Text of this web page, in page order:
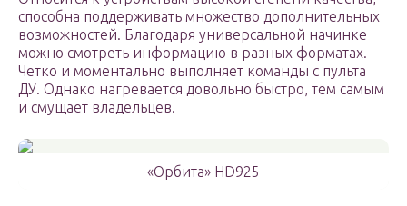
способна поддерживать множество дополнительных
возможностей. Благодаря универсальной начинке
можно смотреть информацию в разных форматах.
Четко и моментально выполняет команды с пульта
ДУ. Однако нагревается довольно быстро, тем самым
и смущает владельцев.
«Орбита» HD925